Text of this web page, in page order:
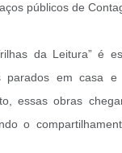
públicos de
da Leitura” é
parados em casa
essas obras
o